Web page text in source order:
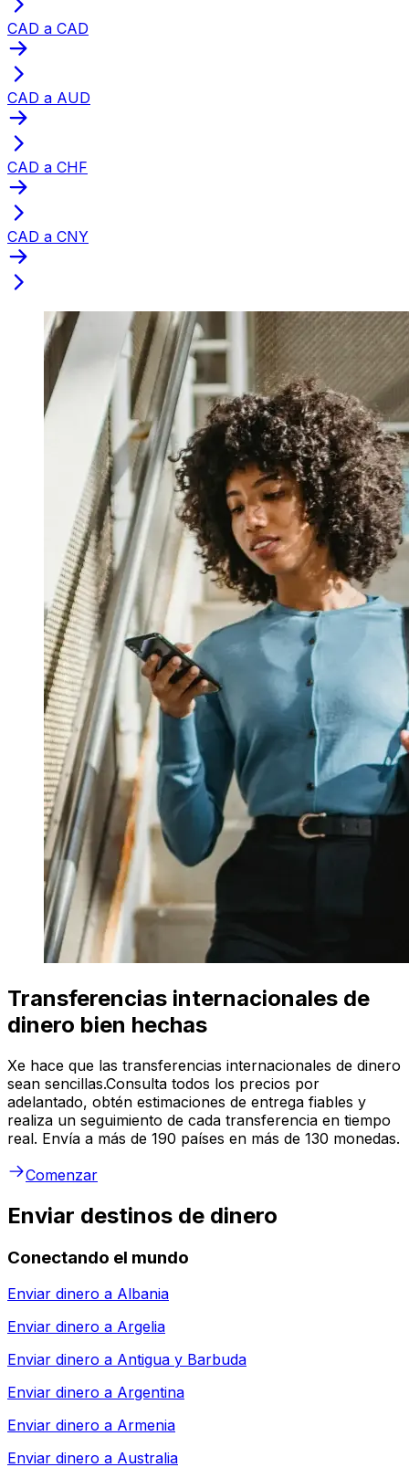
CAD a CAD
CAD a AUD
CAD a CHF
CAD a CNY
Transferencias internacionales de
dinero bien hechas
Xe hace que las transferencias internacionales de dinero
sean sencillas.Consulta todos los precios por
adelantado, obtén estimaciones de entrega fiables y
realiza un seguimiento de cada transferencia en tiempo
real. Envía a más de 190 países en más de 130 monedas.
Comenzar
Enviar destinos de dinero
Conectando el mundo
Enviar dinero a Albania
Enviar dinero a Argelia
Enviar dinero a Antigua y Barbuda
Enviar dinero a Argentina
Enviar dinero a Armenia
Enviar dinero a Australia